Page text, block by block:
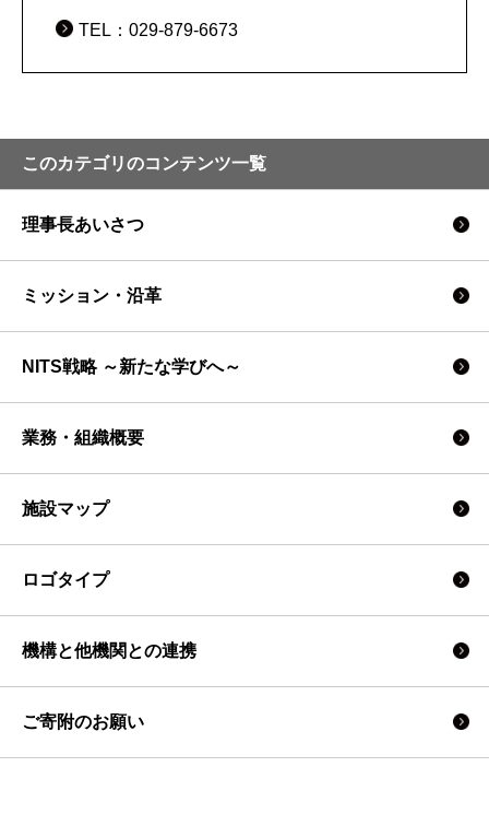
各50室
TEL：029-879-6673
このカテゴリのコンテンツ一覧
理事長あいさつ
ミッション・沿革
NITS戦略 ～新たな学びへ～
業務・組織概要
施設マップ
ロゴタイプ
機構と他機関との連携
ご寄附のお願い